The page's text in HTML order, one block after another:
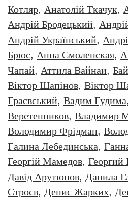
Котляр, Анатолiй Ткачук,
Андрій Бродецький,
Андрій Український,
Брюс, Анна Смоленская,
Чапай, Аттила Вайнаи,
Віктор Шапінов, Віктор
Граєвський, Вадим Гудима,
Веретенников, Владимир
Володимир Фрідман,
Галина Лебединська,
Георгій Мамедов, Георгий
Давiд Арутюнов, Данила
Строєв, Денис Жарких,